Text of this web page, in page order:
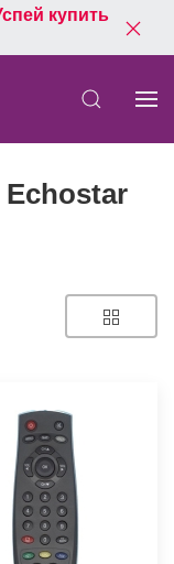
купить
Echostar